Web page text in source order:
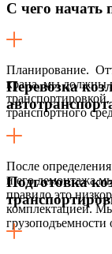
С чего начать
Планирование.
крана, мы должны
транспортного
Перевозка
После
и его демонтажа
правило это
комплектацией.
грузоподъемности
Подготовка